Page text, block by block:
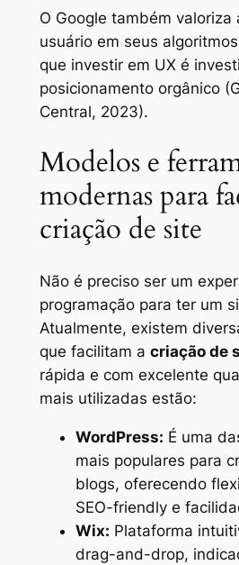
O Google também valoriza
usuário em seus
que investir em UX é
posicionamento orgânico
Central, 2023).
Modelos e
modernas para
criação de site
Não é preciso ser um
programação para ter um
Atualmente, existem
que facilitam a criação de
rápida e com excelente
mais utilizadas estão:
WordPress: É uma
mais populares para
blogs, oferecendo
SEO-friendly e
Wix: Plataforma
drag-and-drop,